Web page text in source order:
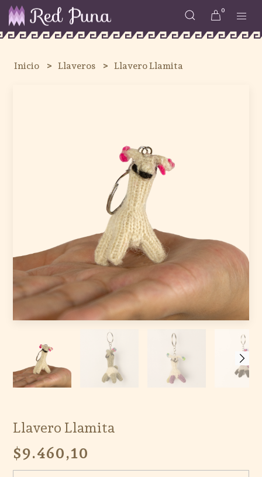
0
Inicio Llaveros Llavero Llamita
Llavero Llamita
$9.460,10